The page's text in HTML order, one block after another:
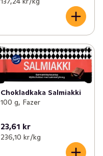
Chokladkaka Salmiakki
100 g, Fazer
23,61 kr
236,10 kr /kg